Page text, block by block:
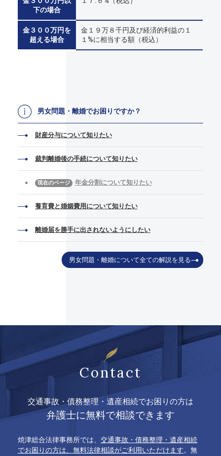
下の場合
金３００万円を
超える場合
金１９万８千円及び経済的利益の１
１%に相当する額（税込）
男女問題・離婚でお困りですか？
財産分与について知りたい
裁判離婚後の手続について知りたい
年金分割について知りたい
養育費と婚姻費用について知りたい
離婚届を勝手に出されないようにしたい
男女問題・離婚について全ての解説を見る
Contact
交通事故・債務整理・遺産相続でお困りの方は
弁護士に無料で相談できます
焼津総合法律事務所では、 交通事故・債務整理・遺産相続
でお困りの方は、無料法律相談がご利用いただけます。無